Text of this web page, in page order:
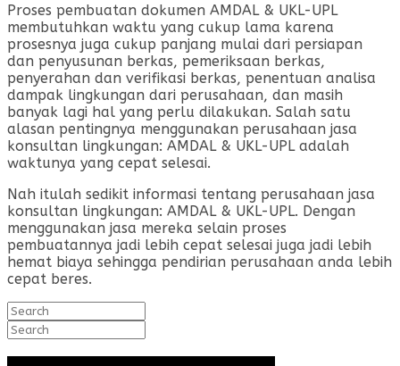
Proses pembuatan dokumen AMDAL & UKL-UPL
membutuhkan waktu yang cukup lama karena
prosesnya juga cukup panjang mulai dari persiapan
dan penyusunan berkas, pemeriksaan berkas,
penyerahan dan verifikasi berkas, penentuan analisa
dampak lingkungan dari perusahaan, dan masih
banyak lagi hal yang perlu dilakukan. Salah satu
alasan pentingnya menggunakan perusahaan jasa
konsultan lingkungan: AMDAL & UKL-UPL adalah
waktunya yang cepat selesai.
Nah itulah sedikit informasi tentang perusahaan jasa
konsultan lingkungan: AMDAL & UKL-UPL. Dengan
menggunakan jasa mereka selain proses
pembuatannya jadi lebih cepat selesai juga jadi lebih
hemat biaya sehingga pendirian perusahaan anda lebih
cepat beres.
Search
for:
Search
for: